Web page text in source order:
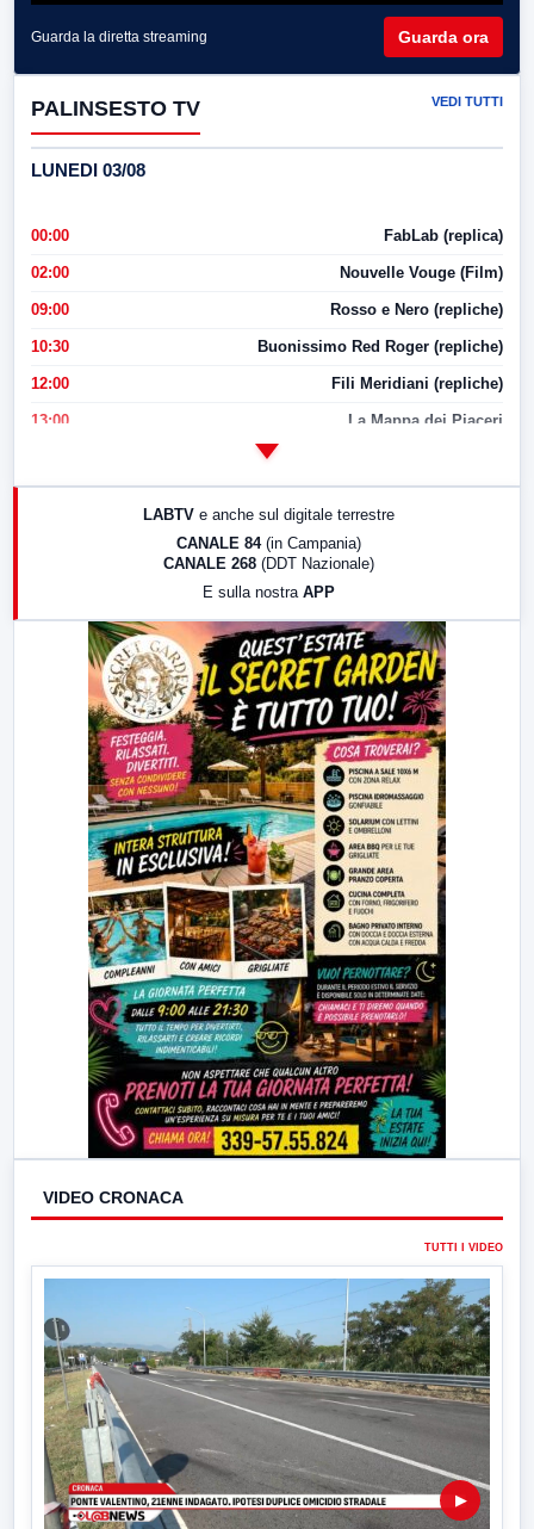
Guarda la diretta streaming Guarda ora
PALINSESTO TV VEDI TUTTI
LUNEDI 03/08
00:00 FabLab (replica)
02:00 Nouvelle Vouge (Film)
09:00 Rosso e Nero (repliche)
10:30 Buonissimo Red Roger (repliche)
12:00 Fili Meridiani (repliche)
13:00 La Mappa dei Piaceri
LabNews (replica)
LABTV e anche sul digitale terrestre
CANALE 84 (in Campania)
CANALE 268 (DDT Nazionale)
E sulla nostra APP
VIDEO CRONACA
TUTTI I VIDEO
▶